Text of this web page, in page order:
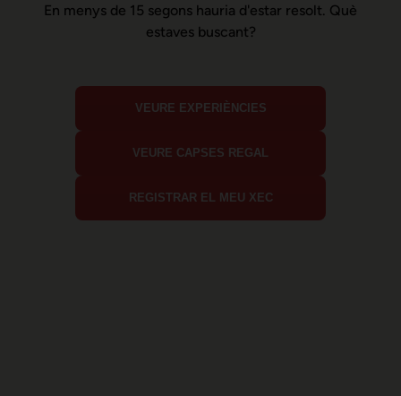
En menys de 15 segons hauria d'estar resolt. Què
estaves buscant?
VEURE EXPERIÈNCIES
VEURE CAPSES REGAL
REGISTRAR EL MEU XEC